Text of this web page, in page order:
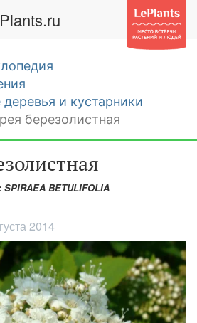
и кустарники
березолистная
BETULIFOLIA
2014